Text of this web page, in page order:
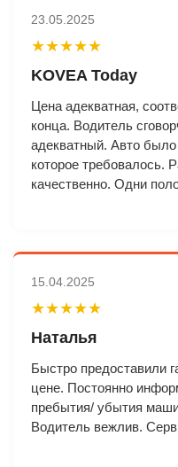
23.05.2025
★★★★★
KOVEA Today
Цена адекватная,
конца. Водитель
адекватный. Авто
которое требовалось.
качественно. Одни
15.04.2025
★★★★★
Наталья
Быстро предоставили
цене. Постоянно
пребытия/ убытия
Водитель вежлив.